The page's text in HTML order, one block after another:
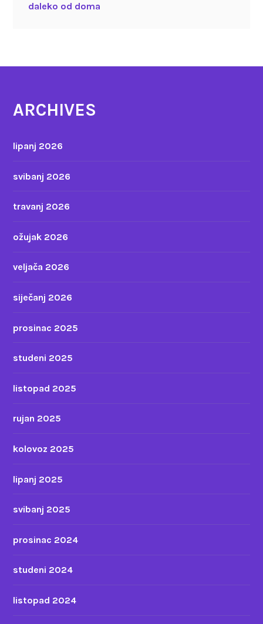
daleko od doma
ARCHIVES
lipanj 2026
svibanj 2026
travanj 2026
ožujak 2026
veljača 2026
siječanj 2026
prosinac 2025
studeni 2025
listopad 2025
rujan 2025
kolovoz 2025
lipanj 2025
svibanj 2025
prosinac 2024
studeni 2024
listopad 2024